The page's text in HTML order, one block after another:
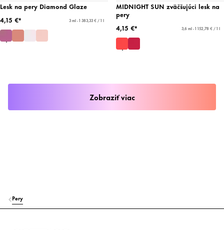
Lesk na pery Diamond Glaze
4,15 €*
3 ml - 1 383,33 € / 1 l
MIDNIGHT SUN zväčšujúci lesk na
pery
4,15 €*
3,6 ml - 1 152,78 € / 1 l
Zobraziť viac
Pery